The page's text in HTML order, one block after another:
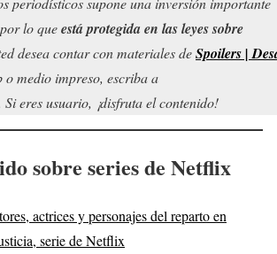
lo queestá protegida en las leyes sobre
desea contar con materiales deSpoilers |
o medio impreso, escriba a
eres usuario, ¡disfruta el contenido!
sobre series de Netflix
actrices y personajes del reparto en
serie de Netflix